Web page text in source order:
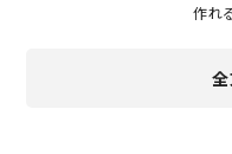
作れ